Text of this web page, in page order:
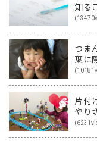
知る
つま
葉に
片付
やり